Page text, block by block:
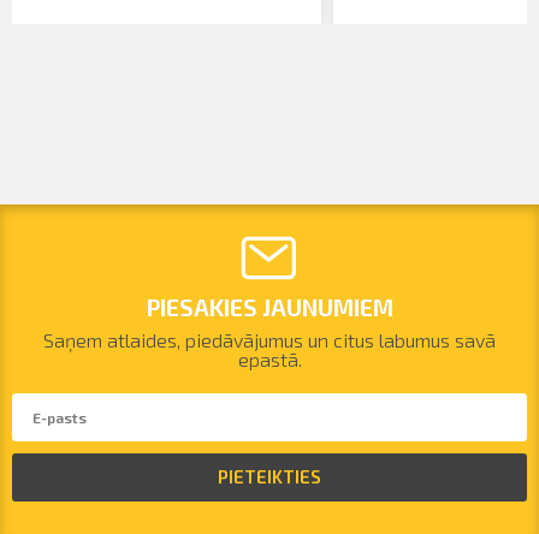
PIESAKIES JAUNUMIEM
Saņem atlaides, piedāvājumus un citus labumus savā
epastā.
PIETEIKTIES